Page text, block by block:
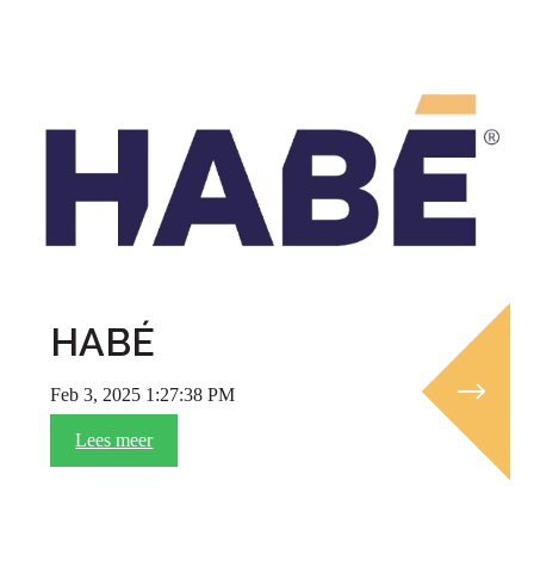
HABÉ
Feb 3, 2025 1:27:38 PM
Lees meer